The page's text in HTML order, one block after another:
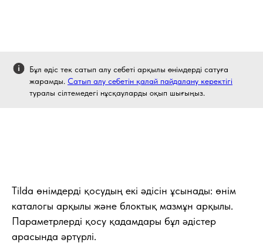
Бұл әдіс тек сатып алу себеті арқылы өнімдерді сатуға
жарамды. Сатып алу себетін қалай пайдалану керектігі
туралы сілтемедегі нұсқауларды оқып шығыңыз.
Tilda өнімдерді қосудың екі әдісін ұсынады: өнім
каталогы арқылы және блоктық мазмұн арқылы.
Параметрлерді қосу қадамдары бұл әдістер
арасында әртүрлі.